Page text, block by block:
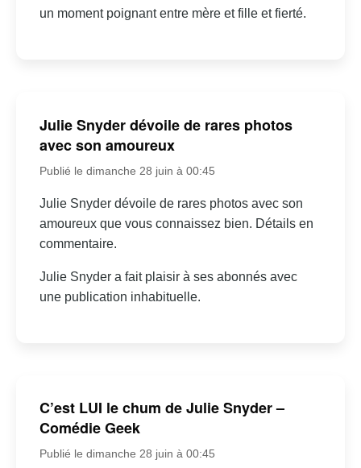
un moment poignant entre mère et fille et fierté.
Julie Snyder dévoile de rares photos
avec son amoureux
Publié le dimanche 28 juin à 00:45
Julie Snyder dévoile de rares photos avec son
amoureux que vous connaissez bien. Détails en
commentaire.
Julie Snyder a fait plaisir à ses abonnés avec
une publication inhabituelle.
C’est LUI le chum de Julie Snyder –
Comédie Geek
Publié le dimanche 28 juin à 00:45